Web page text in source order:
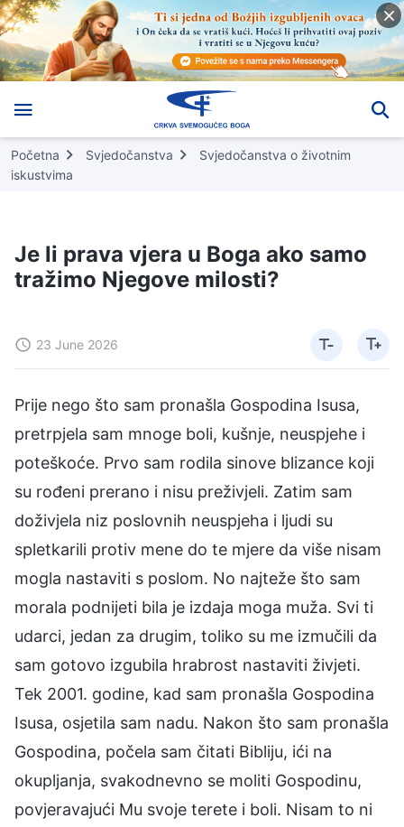
Početna Svjedočanstva
Svjedočanstva o životnim
iskustvima
Je li prava vjera u Boga ako samo
tražimo Njegove milosti?
23 June 2026
Prije nego što sam pronašla Gospodina Isusa,
pretrpjela sam mnoge boli, kušnje, neuspjehe i
poteškoće. Prvo sam rodila sinove blizance koji
su rođeni prerano i nisu preživjeli. Zatim sam
doživjela niz poslovnih neuspjeha i ljudi su
spletkarili protiv mene do te mjere da više nisam
mogla nastaviti s poslom. No najteže što sam
morala podnijeti bila je izdaja moga muža. Svi ti
udarci, jedan za drugim, toliko su me izmučili da
sam gotovo izgubila hrabrost nastaviti živjeti.
Tek 2001. godine, kad sam pronašla Gospodina
Isusa, osjetila sam nadu. Nakon što sam pronašla
Gospodina, počela sam čitati Bibliju, ići na
okupljanja, svakodnevno se moliti Gospodinu,
povjeravajući Mu svoje terete i boli. Nisam to ni